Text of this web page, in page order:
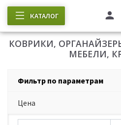
КАТАЛОГ
КОВРИКИ,
МЕБЕЛИ,
Фильтр по параметрам
Цена